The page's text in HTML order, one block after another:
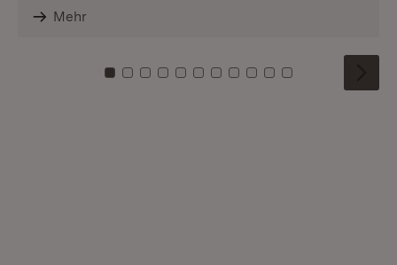
Mehr
Zu Kachel: 0
Zu Kachel: 1
Zu Kachel: 2
Zu Kachel: 3
Zu Kachel: 4
Zu Kachel: 5
Zu Kachel: 6
Zu Kachel: 7
Zu Kachel: 8
Zu Kachel: 9
Zu Kachel: 10